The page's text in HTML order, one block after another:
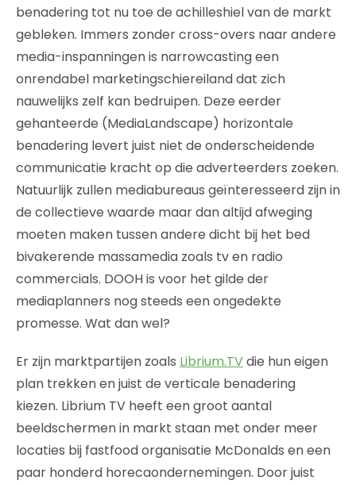
benadering tot nu toe de achilleshiel van de markt
gebleken. Immers zonder cross-overs naar andere
media-inspanningen is narrowcasting een
onrendabel marketingschiereiland dat zich
nauwelijks zelf kan bedruipen. Deze eerder
gehanteerde (MediaLandscape) horizontale
benadering levert juist niet de onderscheidende
communicatie kracht op die adverteerders zoeken.
Natuurlijk zullen mediabureaus geïnteresseerd zijn in
de collectieve waarde maar dan altijd afweging
moeten maken tussen andere dicht bij het bed
bivakerende massamedia zoals tv en radio
commercials. DOOH is voor het gilde der
mediaplanners nog steeds een ongedekte
promesse. Wat dan wel?
Er zijn marktpartijen zoals Librium.TVdie hun eigen
plan trekken en juist de verticale benadering
kiezen. Librium TV heeft een groot aantal
beeldschermen in markt staan met onder meer
locaties bij fastfood organisatie McDonalds en een
paar honderd horecaondernemingen. Door juist